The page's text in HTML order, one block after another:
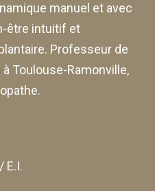
manuel et avec
être intuitif et
Professeur de
Toulouse-Ramonville,
E.I.